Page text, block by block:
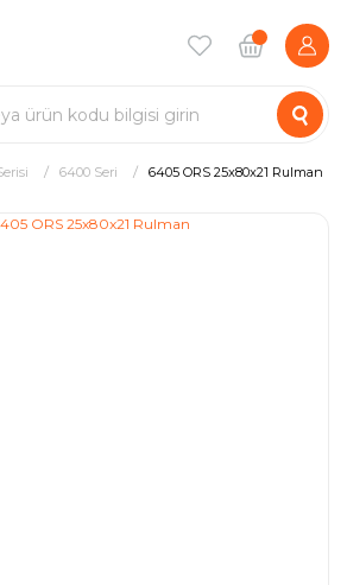
6400 Seri 6405 ORS 25x80x21 Rulman